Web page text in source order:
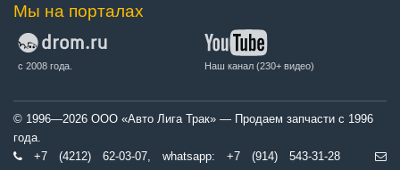
Мы на порталах
с 2008 года. Наш канал (230+ видео)
© 1996—2026 ООО «Авто Лига Трак» — Продаем запчасти с 1996
года.
+7 (4212) 62-03-07, whatsapp: +7 (914) 543-31-28